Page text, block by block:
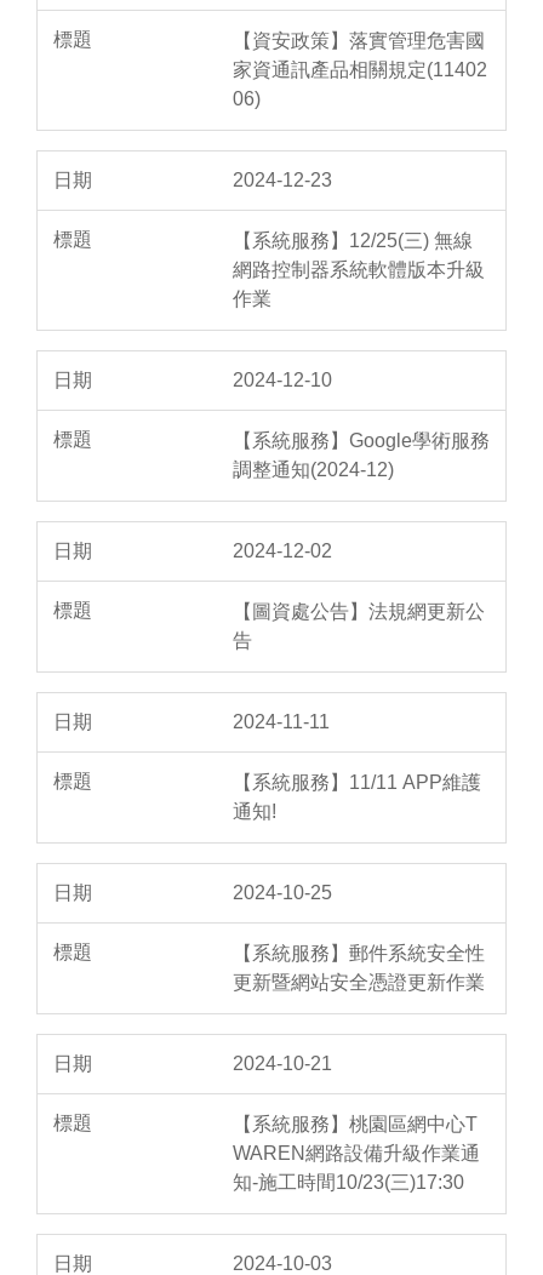
【資安政策】落實管理危害國
家資通訊產品相關規定(11402
06)
2024-12-23
【系統服務】12/25(三) 無線
網路控制器系統軟體版本升級
作業
2024-12-10
【系統服務】Google學術服務
調整通知(2024-12)
2024-12-02
【圖資處公告】法規網更新公
告
2024-11-11
【系統服務】11/11 APP維護
通知!
2024-10-25
【系統服務】郵件系統安全性
更新暨網站安全憑證更新作業
2024-10-21
【系統服務】桃園區網中心T
WAREN網路設備升級作業通
知-施工時間10/23(三)17:30
2024-10-03